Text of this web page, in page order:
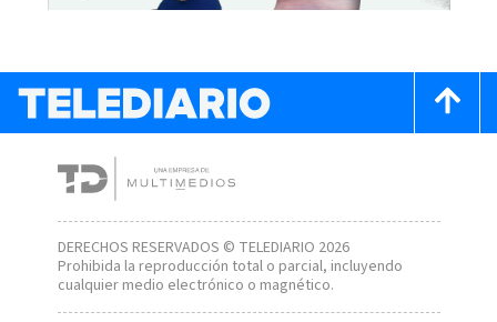
DERECHOS RESERVADOS © TELEDIARIO 2026
Prohibida la reproducción total o parcial, incluyendo
cualquier medio electrónico o magnético.